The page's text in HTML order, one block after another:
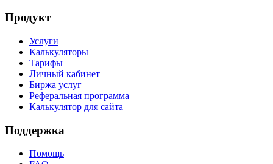
Продукт
Услуги
Калькуляторы
Тарифы
Личный кабинет
Биржа услуг
Реферальная программа
Калькулятор для сайта
Поддержка
Помощь